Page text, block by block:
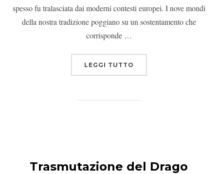
spesso fu tralasciata dai moderni contesti europei. I nove mondi
della nostra tradizione poggiano su un sostentamento che
corrisponde …
LEGGI TUTTO
Trasmutazione del Drago